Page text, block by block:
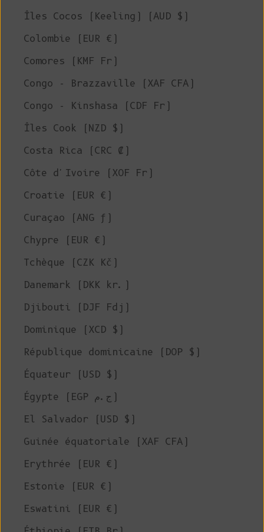
Îles Cocos (Keeling) (AUD $)
Colombie (EUR €)
Comores (KMF Fr)
Congo - Brazzaville (XAF CFA)
Congo - Kinshasa (CDF Fr)
Îles Cook (NZD $)
Costa Rica (CRC ₡)
Côte d'Ivoire (XOF Fr)
Croatie (EUR €)
Curaçao (ANG ƒ)
Chypre (EUR €)
Tchèque (CZK Kč)
Danemark (DKK kr.)
Djibouti (DJF Fdj)
Dominique (XCD $)
République dominicaine (DOP $)
Équateur (USD $)
Égypte (EGP ج.م)
El Salvador (USD $)
Guinée équatoriale (XAF CFA)
Erythrée (EUR €)
Estonie (EUR €)
Eswatini (EUR €)